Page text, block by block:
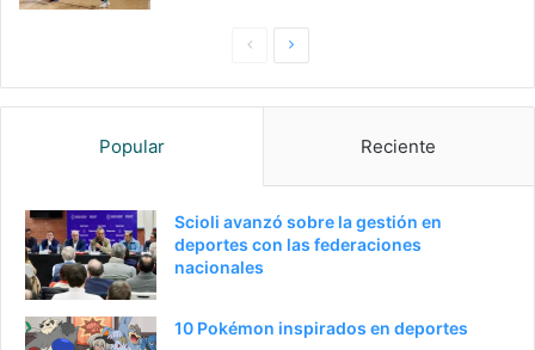
PaginaSiguiente
Popular Reciente
Scioli avanzó sobre la gestión en
deportes con las federaciones
nacionales
10 Pokémon inspirados en deportes